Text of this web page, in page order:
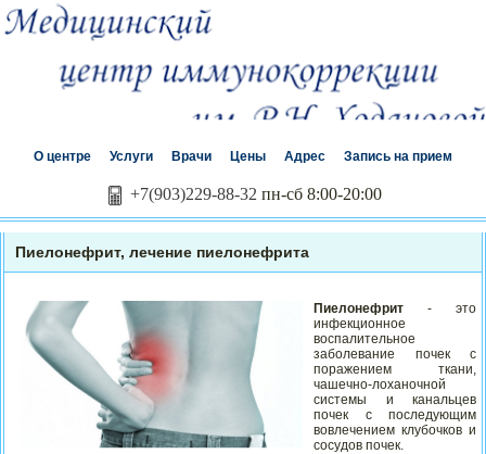
О центре Услуги Врачи Цены Адрес Запись на прием
+7(903)229-88-32 пн-сб 8:00-20:00
Пиелонефрит, лечение пиелонефрита
Пиелонефрит - это
инфекционное
воспалительное
заболевание почек с
поражением ткани,
чашечно-лоханочной
системы и канальцев
почек с последующим
вовлечением клубочков и
сосудов почек.